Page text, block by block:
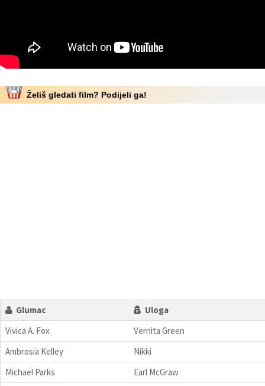
Želiš gledati film? Podijeli ga!
Glumac
Uloga
Vivica A. Fox
Vernita Green
Ambrosia Kelley
Nikki
Michael Parks
Earl McGraw